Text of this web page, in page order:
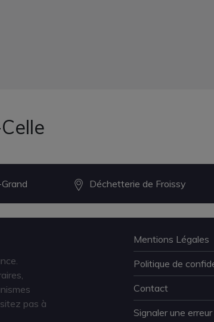
Déchetterie de Froissy
pas à
Mentions Légales
Politique de
Contact
Signaler une erreur